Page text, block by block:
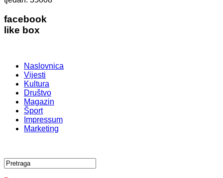
facebook
like box
Naslovnica
Vijesti
Kultura
Društvo
Magazin
Šport
Impressum
Marketing